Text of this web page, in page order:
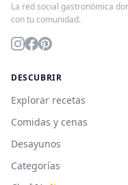
La red social gastronómica
con tu comunidad.
DESCUBRIR
Explorar recetas
Comidas y cenas
Desayunos
Categorías